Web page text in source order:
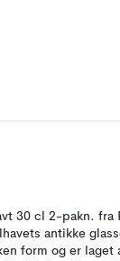
30 cl 2-pakn.
antikke
form og er laget